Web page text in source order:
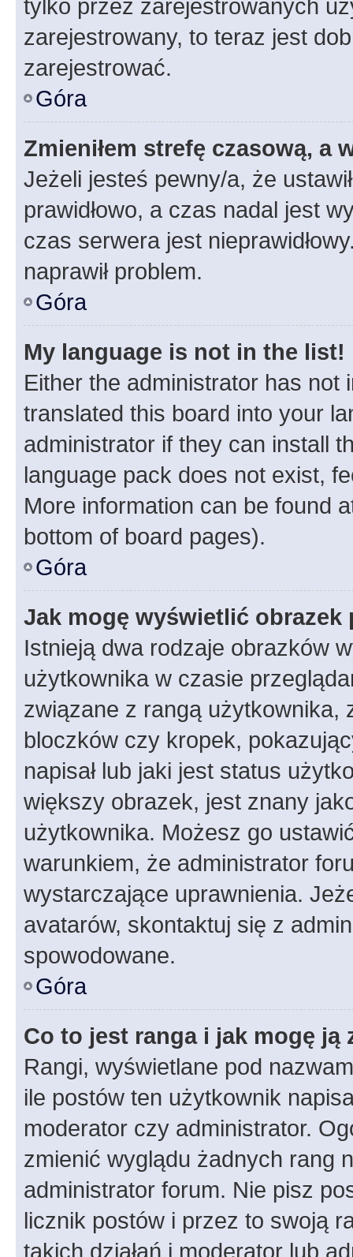
tylko przez zarejestrowanych
zarejestrowany, to teraz jest
zarejestrować.
Góra
Zmieniłem strefę czasową, a
Jeżeli jesteś pewny/a, że
prawidłowo, a czas nadal jest
czas serwera jest
naprawił problem.
Góra
My language is not in the list!
Either the administrator has not
translated this board into your
administrator if they can install
language pack does not exist,
More information can be found
bottom of board pages).
Góra
Jak mogę wyświetlić
Istnieją dwa rodzaje obrazków
użytkownika w czasie
związane z rangą użytkownika,
bloczków czy kropek,
napisał lub jaki jest status
większy obrazek, jest znany
użytkownika. Możesz go
warunkiem, że administrator
wystarczające uprawnienia.
avatarów, skontaktuj się z
spowodowane.
Góra
Co to jest ranga i jak mogę ją
Rangi, wyświetlane pod
ile postów ten użytkownik
moderator czy administrator.
zmienić wyglądu żadnych rang
administrator forum. Nie pisz
licznik postów i przez to swoją
takich działań i moderator lub